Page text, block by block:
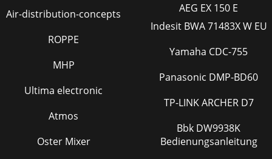
Air-distribution-concepts
ROPPE
MHP
Ultima electronic
Atmos
Oster Mixer
AEG EX 150 E
Indesit BWA 71483X W EU
Yamaha CDC-755
Panasonic DMP-BD60
TP-LINK ARCHER D7
Bbk DW9938K
Bedienungsanleitung